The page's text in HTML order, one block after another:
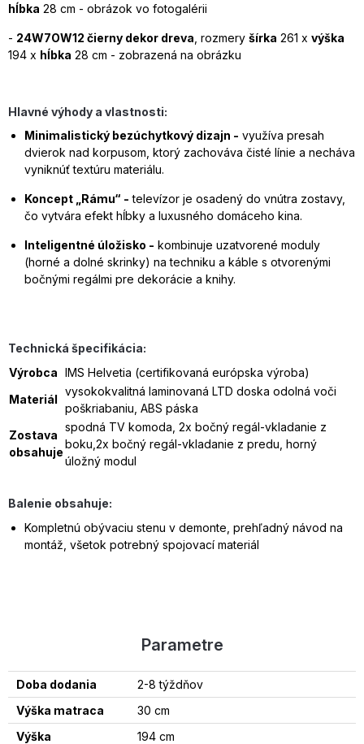
hĺbka 28 cm - obrázok vo fotogalérii
- 24W7OW12 čierny dekor dreva , rozmery šírka 261 x výška
194 x hĺbka 28 cm - zobrazená na obrázku
Hlavné výhody a vlastnosti:
Minimalistický bezúchytkový dizajn - využíva presah
dvierok nad korpusom, ktorý zachováva čisté línie a necháva
vyniknúť textúru materiálu.
Koncept „Rámu“ - televízor je osadený do vnútra zostavy,
čo vytvára efekt hĺbky a luxusného domáceho kina.
Inteligentné úložisko - kombinuje uzatvorené moduly
(horné a dolné skrinky) na techniku a káble s otvorenými
bočnými regálmi pre dekorácie a knihy.
Technická špecifikácia:
Výrobca IMS Helvetia (certifikovaná európska výroba)
Materiál
vysokokvalitná laminovaná LTD doska odolná voči
poškriabaniu, ABS páska
Zostava
obsahuje
spodná TV komoda, 2x bočný regál-vkladanie z
boku,2x bočný regál-vkladanie z predu, horný
úložný modul
Balenie obsahuje:
Kompletnú obývaciu stenu v demonte , prehľadný návod na
montáž , všetok potrebný spojovací materiál
Parametre
Doba dodania
2-8 týždňov
Výška matraca
30 cm
Výška
194 cm